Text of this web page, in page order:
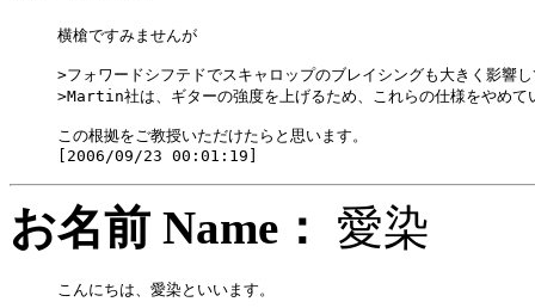
横槍ですみませんが
>フォワードシフテドでスキャロップのブレイシングも大きく影響
>Martin社は、ギターの強度を上げるため、これらの仕様をやめて
この根拠をご教授いただけたらと思います。
お名前 Name： 愛染
こんにちは、愛染といいます。